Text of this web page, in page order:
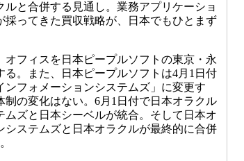
と合併する見通し。業務アプリケーショ
採ってきた買収戦略が、日本でもひとまず
フィスを日本ピープルソフトの東京・永
る。また、日本ピープルソフトは4月1日付
ンフォメーションシステムズ」に変更す
制の変化はない。6月1日付で日本オラクル
ムズと日本シーベルが統合。そして日本オ
システムズと日本オラクルが最終的に合併